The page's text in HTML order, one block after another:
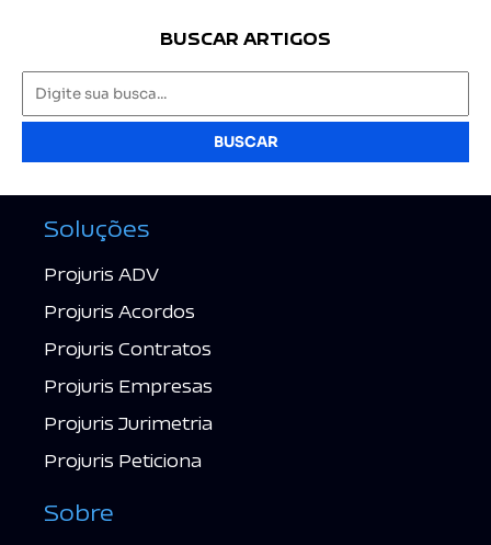
BUSCAR ARTIGOS
BUSCAR
Soluções
Projuris ADV
Projuris Acordos
Projuris Contratos
Projuris Empresas
Projuris Jurimetria
Projuris Peticiona
Sobre